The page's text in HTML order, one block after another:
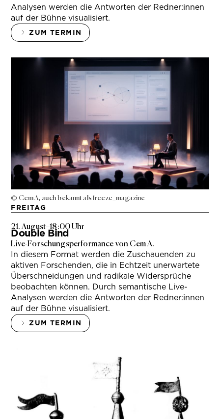
Analysen werden die Antworten der Redner:innen
auf der Bühne visualisiert.
ZUM TERMIN
© Cem A, auch bekannt als freeze_magazine
FREITAG
21. August–18:00 Uhr
Double Bind
Live-Forschungsperformance von Cem A.
In diesem Format werden die Zuschauenden zu
aktiven Forschenden, die in Echtzeit unerwartete
Überschneidungen und radikale Widersprüche
beobachten können. Durch semantische Live-
Analysen werden die Antworten der Redner:innen
auf der Bühne visualisiert.
ZUM TERMIN